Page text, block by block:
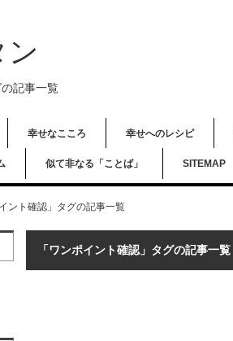
の記事一覧
幸せなこころ 幸せへのレシピ
似て非なる「ことば」 SITEMAP
イント確認」タグの記事一覧
「ワンポイント確認」タグの記事一覧